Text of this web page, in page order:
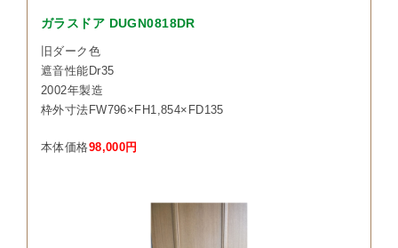
ガラスドア DUGN0818DR
旧ダーク色
遮音性能Dr35
2002年製造
枠外寸法FW796×FH1,854×FD135
本体価格98,000円